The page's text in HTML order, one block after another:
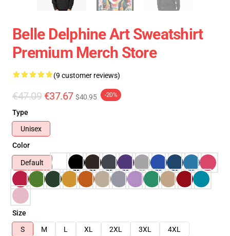
Belle Delphine Art Sweatshirt
Premium Merch Store
(9 customer reviews)
€47.09 €37.67 $40.95 -20%
Type
Unisex
Color
Default
Size
S
M L XL 2XL 3XL
4XL